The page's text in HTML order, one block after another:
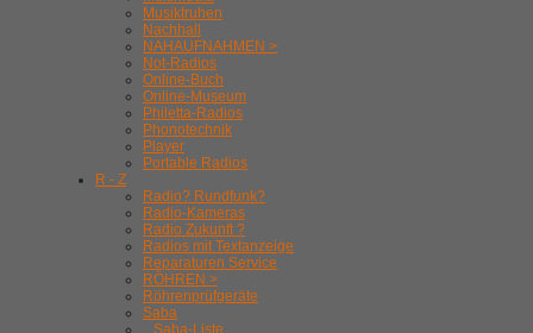
Musiktruhen
Nachhall
NAHAUFNAHMEN >
Not-Radios
Online-Buch
Online-Museum
Philetta-Radios
Phonotechnik
Player
Portable Radios
R - Z
Radio? Rundfunk?
Radio-Kameras
Radio Zukunft ?
Radios mit Textanzeige
Reparaturen Service
RÖHREN >
Röhrenprüfgeräte
Saba
.. Saba-Liste